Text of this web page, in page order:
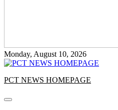
Monday, August 10, 2026
PCT NEWS HOMEPAGE